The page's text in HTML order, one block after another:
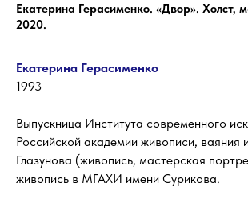
Екатерина Герасименко. «Двор». Холст,
2020.
Екатерина Герасименко
1993
Выпускница Института современного
Российской академии живописи, ваяния
Глазунова (живопись, мастерская
живопись в МГАХИ имени Сурикова.